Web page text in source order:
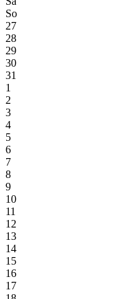
So
27
28
29
30
31
1
2
3
4
5
6
7
8
9
10
11
12
13
14
15
16
17